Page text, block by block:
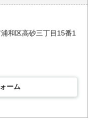
和区高砂三丁目15番1
ーム